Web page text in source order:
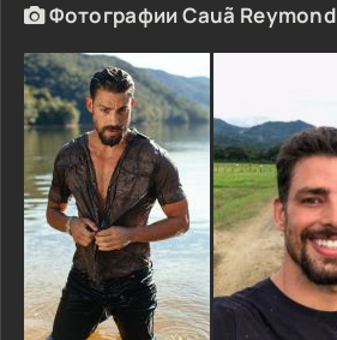
Фотографии Cauã Reymond